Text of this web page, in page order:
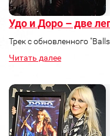
Удо и Доро – две
Трек с обновленного "Balls
Читать далее